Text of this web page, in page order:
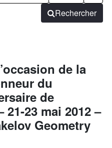
Rechercher
de la
du
de
23 mai 2012 –
Geometry